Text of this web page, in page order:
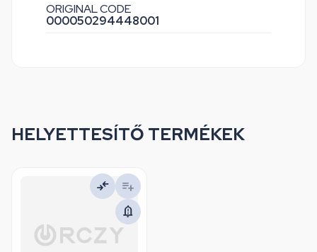
ORIGINAL CODE
000050294448001
HELYETTESÍTŐ TERMÉKEK